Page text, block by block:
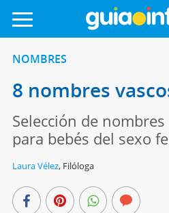
NOMBRES
8 nombres
Selección de
para bebés del sexo
Laura Vélez, Filóloga